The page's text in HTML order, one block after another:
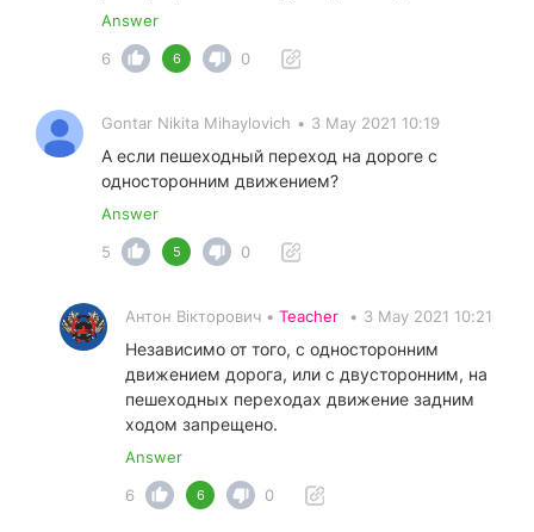
Answer
6
6 0
Gontar Nikita Mihaylovich • 3 May 2021 10:19
А если пешеходный переход на дороге с
односторонним движением?
Answer
5
5 0
Антон Вікторович • Teacher • 3 May 2021 10:21
Независимо от того, с односторонним
движением дорога, или с двусторонним, на
пешеходных переходах движение задним
ходом запрещено.
Answer
6
6 0